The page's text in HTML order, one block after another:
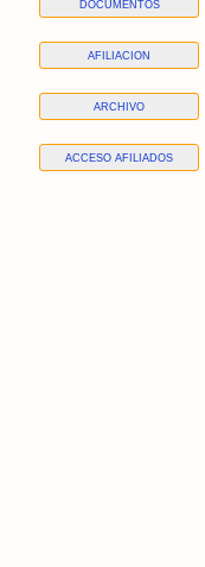
DOCUMENTOS
AFILIACION
ARCHIVO
ACCESO AFILIADOS